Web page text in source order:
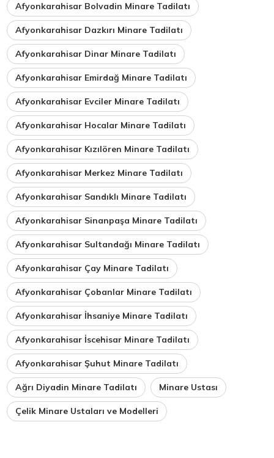
Afyonkarahisar Bolvadin Minare Tadilatı
Afyonkarahisar Dazkırı Minare Tadilatı
Afyonkarahisar Dinar Minare Tadilatı
Afyonkarahisar Emirdağ Minare Tadilatı
Afyonkarahisar Evciler Minare Tadilatı
Afyonkarahisar Hocalar Minare Tadilatı
Afyonkarahisar Kızılören Minare Tadilatı
Afyonkarahisar Merkez Minare Tadilatı
Afyonkarahisar Sandıklı Minare Tadilatı
Afyonkarahisar Sinanpaşa Minare Tadilatı
Afyonkarahisar Sultandağı Minare Tadilatı
Afyonkarahisar Çay Minare Tadilatı
Afyonkarahisar Çobanlar Minare Tadilatı
Afyonkarahisar İhsaniye Minare Tadilatı
Afyonkarahisar İscehisar Minare Tadilatı
Afyonkarahisar Şuhut Minare Tadilatı
Ağrı Diyadin Minare Tadilatı Minare Ustası
Çelik Minare Ustaları ve Modelleri